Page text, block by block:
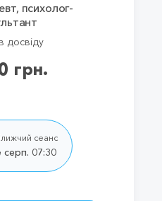
психолог-
досвіду
грн.
сеанс
серп. 07:30